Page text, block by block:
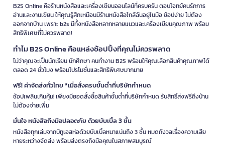
B2S Online คือร้านหนังสือและเครื่องเขียนออนไลน์ที่ครบครัน ตอบโจทย์คนรักการ
อ่านและงานเขียน ให้คุณรู้สึกเหมือนมีร้านหนังสือใกล้ฉันอยู่ในมือ ช้อปง่าย ไม่ต้อง
ออกจากบ้าน เพราะ b2s มีทั้งหนังสือหลากหลายแนวและเครื่องเขียนคุณภาพ พร้อม
สิทธิพิเศษที่ไม่ควรพลาด!
ทำไม B2S Online คือแหล่งช้อปปิ้งที่คุณไม่ควรพลาด
ไม่ว่าคุณจะเป็นนักเรียน นักศึกษา คนทำงาน B2S พร้อมให้คุณเลือกสินค้าคุณภาพได้
ตลอด 24 ชั่วโมง พร้อมโปรโมชั่นและสิทธิพิเศษมากมาย
ฟรี! ค่าจัดส่งทั่วไทย *เมื่อสั่งครบขั้นต่ำที่บริษัทกำหนด
ช้อปเพลินเกินคุ้ม! เพียงมียอดสั่งซื้อสินค้าขั้นต่ำที่บริษัทกำหนด รับสิทธิ์ส่งฟรีถึงบ้าน
ไม่ต้องจ่ายเพิ่ม
มั่นใจ หนังสือถึงมือปลอดภัย ด้วยบับเบิ้ล 3 ชั้น
หนังสือทุกเล่มจากบีทูเอสห่อด้วยบับเบิ้ลหนาแน่นถึง 3 ชั้น หมดกังวลเรื่องความเสีย
หายระหว่างจัดส่ง พร้อมส่งตรงถึงมือคุณในสภาพสมบูรณ์